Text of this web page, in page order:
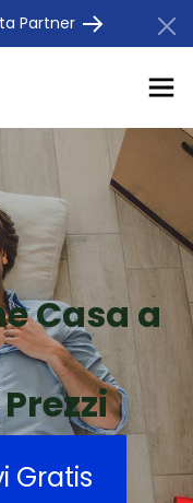
Partner
Casa a
Gratis